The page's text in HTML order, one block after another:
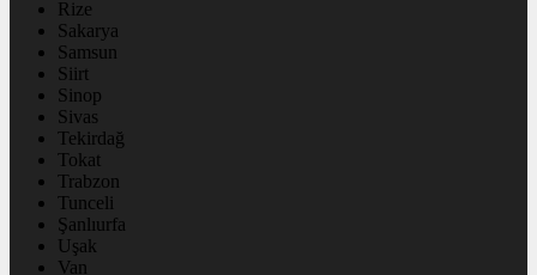
Rize
Sakarya
Samsun
Siirt
Sinop
Sivas
Tekirdağ
Tokat
Trabzon
Tunceli
Şanlıurfa
Uşak
Van